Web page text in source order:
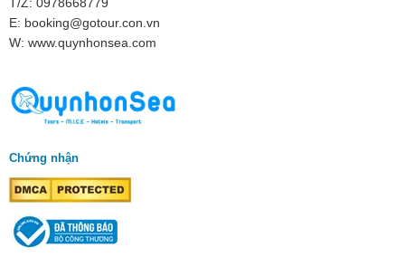
E: booking@gotour.con.vn
W: www.quynhonsea.com
Chứng nhận